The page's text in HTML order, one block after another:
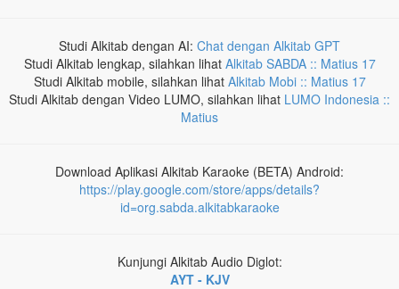
Studi Alkitab dengan AI: Chat dengan Alkitab GPT
Studi Alkitab lengkap, silahkan lihat Alkitab SABDA :: Matius 17
Studi Alkitab mobile, silahkan lihat Alkitab Mobi :: Matius 17
Studi Alkitab dengan Video LUMO, silahkan lihat LUMO Indonesia ::
Matius
Download Aplikasi Alkitab Karaoke (BETA) Android:
https://play.google.com/store/apps/details?
id=org.sabda.alkitabkaraoke
Kunjungi Alkitab Audio Diglot:
AYT - KJV